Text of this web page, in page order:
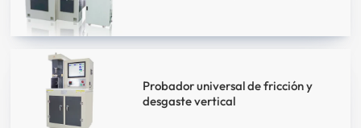
Probador universal de fricción y
desgaste vertical